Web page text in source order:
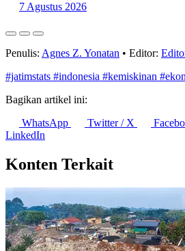
7 Agustus 2026
Penulis: Agnes Z. Yonatan • Editor:
#jatimstats #indonesia #kemiskinan
Bagikan artikel ini:
WhatsApp
Twitter / X
LinkedIn
Konten Terkait